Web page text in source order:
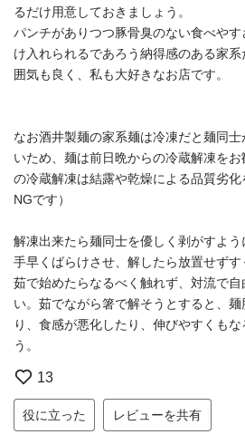
るだけ用意しておきましょう。
パンチがありつつ豚骨臭のない食べや
け入れられるであろう納得感のある家
囲気も良く、私も大好きなお店です。
なお酒井製麺の家系麺は冷凍だと麺同
いため、麺は前日晩からの冷蔵解凍を
の冷蔵解凍は結露や乾燥による品質劣
NGです）
解凍出来たら麺同士を優しく剥がすよ
手早くばらけさせ、解したら放置せずす
茹で始めたらなるべく触れず、対流で
い。茹でながら箸で解そうとすると、
り、食感が悪化したり、伸びやすくも
う。
13
役に立った レビューを共有